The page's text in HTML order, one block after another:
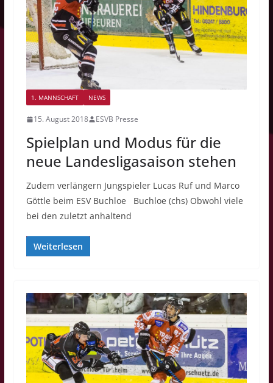
1. MANNSCHAFT NEWS
15. August 2018 ESVB Presse
Spielplan und Modus für die
neue Landesligasaison stehen
Zudem verlängern Jungspieler Lucas Ruf und Marco
Göttle beim ESV Buchloe Buchloe (chs) Obwohl viele
bei den zuletzt anhaltend
Weiterlesen